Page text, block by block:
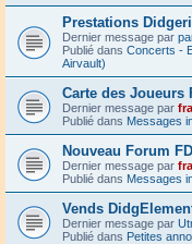
Prestations
Dernier message par
Publié dans Concerts -
Airvault)
Carte des Joueurs
Dernier message par
Publié dans Messages
Nouveau Forum FD
Dernier message par
Publié dans Messages
Vends
Dernier message par
Publié dans Petites